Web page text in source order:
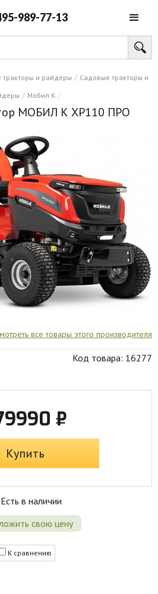
989-77-13
тракторы и райдеры / Садовые тракторы и
/ Мобил К /
МОБИЛ К XP110 ПРО
все товары этого производителя
Код товара: 16277
₽
Купить
Есть в наличии
свою цену
К сравнению